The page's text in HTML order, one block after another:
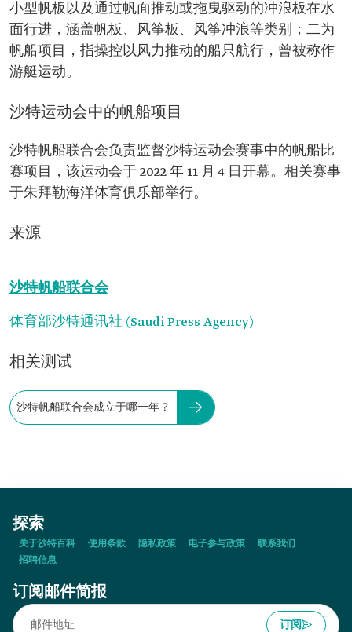
小型帆板以及通过帆面推动或拖曳驱动的冲浪板在水
面行进，涵盖帆板、风筝板、风筝冲浪等类别；二为
帆船项目，指操控以风力推动的船只航行，曾被称作
游艇运动。
沙特运动会中的帆船项目
沙特帆船联合会负责监督沙特运动会赛事中的帆船比
赛项目，该运动会于 2022 年 11 月 4 日开幕。相关赛事
于朱拜勒海洋体育俱乐部举行。
来源
沙特帆船联合会
体育部沙特通讯社 (Saudi Press Agency)
相关测试
沙特帆船联合会成立于哪一年？
探索
关于沙特百科 使用条款 隐私政策 电子参与政策
联系我们
招聘信息
订阅邮件简报
订阅